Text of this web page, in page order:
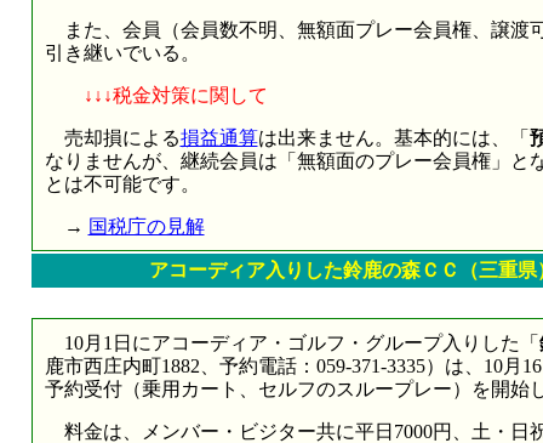
また、会員（会員数不明、無額面プレー会員権、譲渡
引き継いでいる。
↓↓↓税金対策に関して
売却損による損益通算は出来ません。基本的には、「
なりませんが、継続会員は「無額面のプレー会員権」と
とは不可能です。
→ 国税庁の見解
アコーディア入りした鈴鹿の森ＣＣ（三重
10月1日にアコーディア・ゴルフ・グループ入りした「
鹿市西庄内町1882、予約電話：059-371-3335）は、10月
予約受付（乗用カート、セルフのスループレー）を開始
料金は、メンバー・ビジター共に平日7000円、土・日